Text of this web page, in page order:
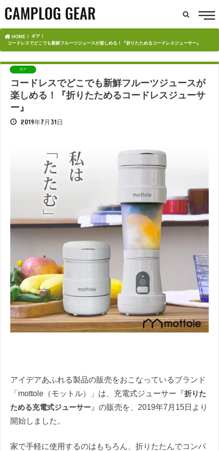
HOME
ギア
コードレスでどこでも新鮮フルーツジュースが楽しめる！『折りたためるコードレスジューサー』
ギア
コードレスでどこでも新鮮フルーツジュースが
楽しめる！『折りたためるコードレスジューサ
ー』
2019年7月31日
アイデアあふれる製品の販売をおこなっているブランド
「mottole（モットル）」は、充電式ジューサー『折りた
ためる充電式ジューサー 』の販売を、2019年7月15日より
開始しました。
家で手軽に使用するのはもちろん、折りたたんでコンパ